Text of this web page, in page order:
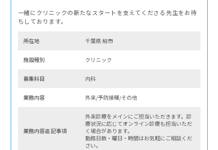
一緒にクリニックの新たなスタートを支えてくださる先生をお待
ちしております。
所在地 千葉県 柏市
施設種別 クリニック
募集科⽬ 内科
業務内容 外来/予防接種/その他
業務内容追記事項
外来診療をメインにご担当いただきます。診
療状況に応じてオンライン診療も担当いただ
く場合があります。
勤務日数・曜日・時間はお気軽にご相談くだ
さい。